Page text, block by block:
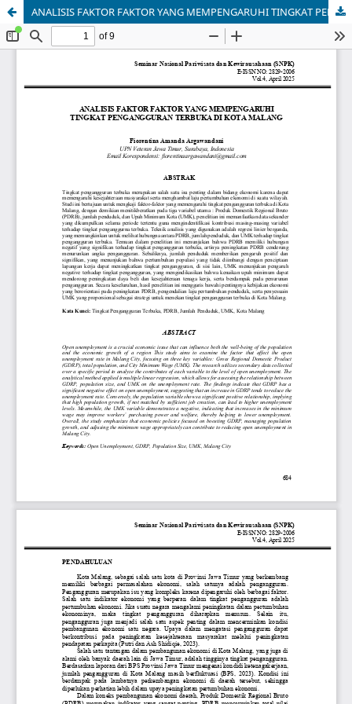
ANALISIS FAKTOR FAKTOR YANG MEMPENGARUHI TINGKAT PENGANGGURAN TERBUKA DI KOTA MALANG